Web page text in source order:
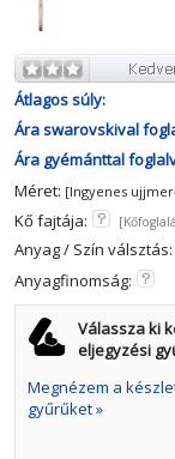
Átlagos súly:
Ára swarovskival
Ára gyémánttal
Méret: [Ingyenes
Kő fajtája:
Anyag / Szín válsztás:
Anyagfinomság:
Válassza ki
eljegyzési
Megnézem a
gyűrűket »